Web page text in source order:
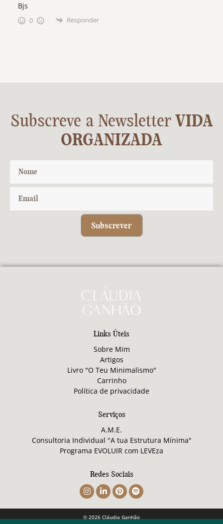
Bjs
0 Responder
Subscreve a NewsletterVIDA
ORGANIZADA
Subscrever
Links Úteis
Sobre Mim
Artigos
Livro "O Teu Minimalismo"
Carrinho
Política de privacidade
Serviços
A.M.E.
Consultoria Individual "A tua Estrutura Mínima"
Programa EVOLUIR com LEVEza
Redes Sociais
© 2026 Cláudia Ganhão